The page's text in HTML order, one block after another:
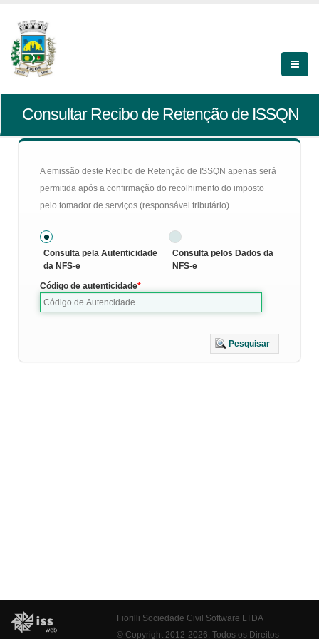
Consultar Recibo de Retenção de ISSQN
A emissão deste Recibo de Retenção de ISSQN apenas será
permitida após a confirmação do recolhimento do imposto
pelo tomador de serviços (responsável tributário).
Consulta pela Autenticidade
da NFS-e
Consulta pelos Dados da
NFS-e
Código de autenticidade
Pesquisar
Fiorilli Sociedade Civil Software LTDA
© Copyright 2012-2026. Todos os Direitos